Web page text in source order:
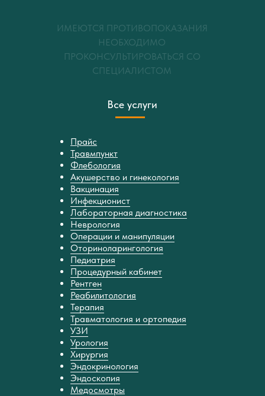
Все услуги
Прайс
Травмпункт
Флебология
Акушерство и гинекология
Вакцинация
Инфекционист
Лабораторная диагностика
Неврология
Операции и манипуляции
Оториноларингология
Педиатрия
Процедурный кабинет
Рентген
Реабилитология
Терапия
Травматология и ортопедия
УЗИ
Урология
Хирургия
Эндокринология
Эндоскопия
Медосмотры
ИМЕЮТСЯ ПРОТИВОПОКАЗАНИЯ
НЕОБХОДИМО
ПРОКОНСУЛЬТИРОВАТЬСЯ СО
СПЕЦИАЛИСТОМ